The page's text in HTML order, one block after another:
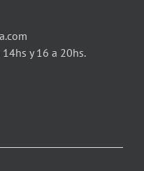
14hs y 16 a 20hs.